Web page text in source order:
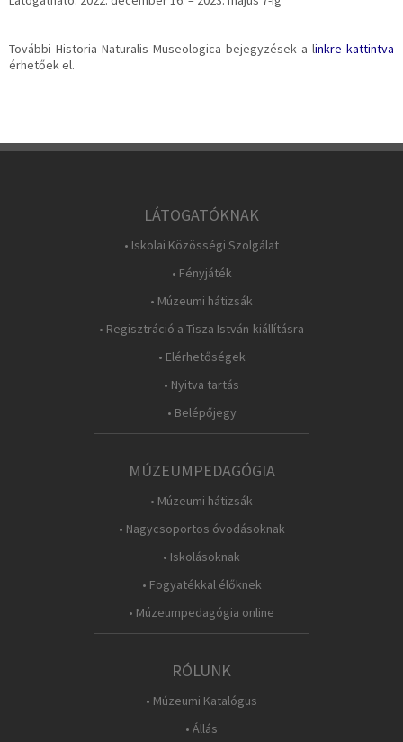
További Historia Naturalis Museologica bejegyzések a linkre kattintva
érhetőek el.
LÁTOGATÓKNAK
• Iskolai Közösségi Szolgálat
• Fényjáték
• Múzeumi hátizsák
• Regisztráció a Tisza István-kiállításra
• Elérhetőségek
• Nyitva tartás
• Belépőjegy
MÚZEUMPEDAGÓGIA
• Múzeumi hátizsák
• Nagycsoportos óvodásoknak
• Iskolásoknak
• Fogyatékkal élőknek
• Múzeumpedagógia online
RÓLUNK
• Múzeumi Katalógus
• Állás